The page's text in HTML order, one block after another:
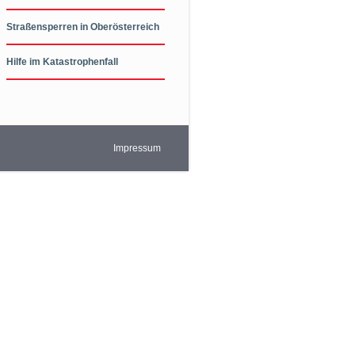
Straßensperren in Oberösterreich
Hilfe im Katastrophenfall
Impressum